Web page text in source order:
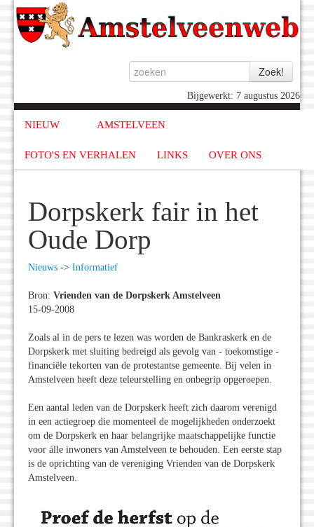
Bijgewerkt: 7 augustus 2026
NIEUW AMSTELVEEN
FOTO'S EN VERHALEN LINKS OVER ONS
Dorpskerk fair in het
Oude Dorp
Nieuws -> Informatief
Bron: Vrienden van de Dorpskerk Amstelveen
15-09-2008
Zoals al in de pers te lezen was worden de Bankraskerk en de
Dorpskerk met sluiting bedreigd als gevolg van - toekomstige -
financiële tekorten van de protestantse gemeente. Bij velen in
Amstelveen heeft deze teleurstelling en onbegrip opgeroepen.
Een aantal leden van de Dorpskerk heeft zich daarom verenigd
in een actiegroep die momenteel de mogelijkheden onderzoekt
om de Dorpskerk en haar belangrijke maatschappelijke functie
voor álle inwoners van Amstelveen te behouden. Een eerste stap
is de oprichting van de vereniging Vrienden van de Dorpskerk
Amstelveen.